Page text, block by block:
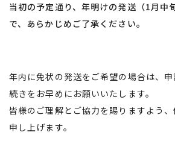
当初の予定通り、年明けの発送（1月中
で、あらかじめご了承ください。
年内に免状の発送をご希望の場合は、
続きをお早めにお願いいたします。
皆様のご理解とご協力を賜りますよう
申し上げます。